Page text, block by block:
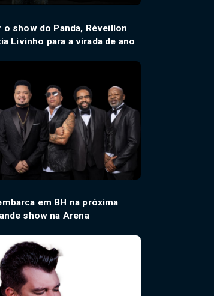
show do Panda, Réveillon
Livinho para a virada de ano
em BH na próxima
show na Arena